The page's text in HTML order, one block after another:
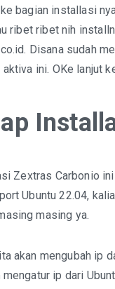
bagian installasi
ribet ribet nih
. Disana sudah
ini. OKe lanjut
Zextras Carbonio
Ubuntu 22.04,
masing ya.
akan mengubah ip
ip dari